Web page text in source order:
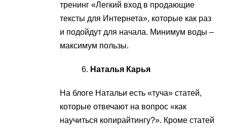
тренинг «Легкий вход в продающие
тексты для Интернета», которые как раз
и подойдут для начала. Минимум воды –
максимум пользы.
Наталья Карья
На блоге Натальи есть «туча» статей,
которые отвечают на вопрос «как
научиться копирайтингу?». Кроме статей